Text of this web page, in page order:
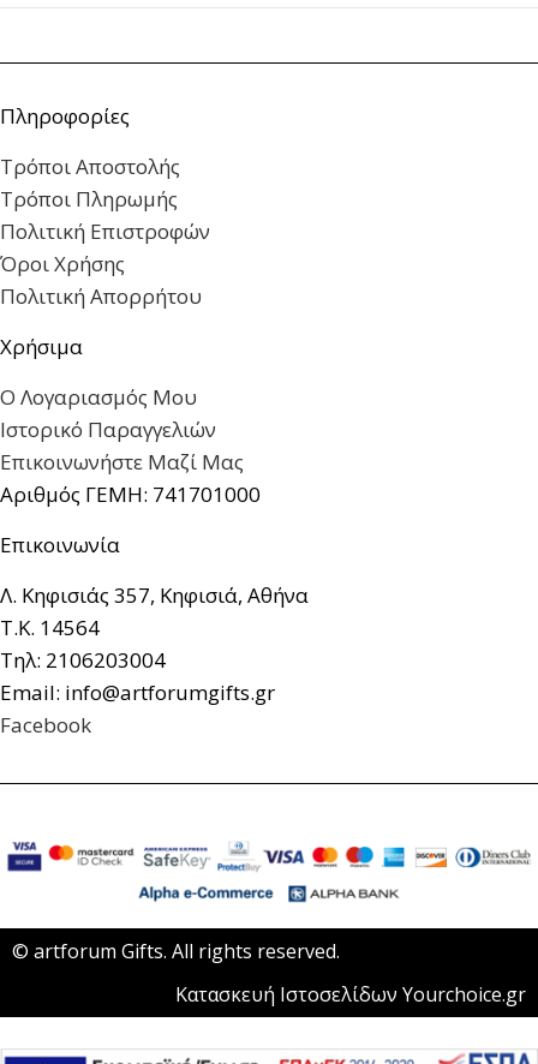
Πληροφορίες
Τρόποι Αποστολής
Τρόποι Πληρωμής
Πολιτική Επιστροφών
Όροι Χρήσης
Πολιτική Απορρήτου
Χρήσιμα
Ο Λογαριασμός Μου
Ιστορικό Παραγγελιών
Επικοινωνήστε Μαζί Μας
Αριθμός ΓΕΜΗ: 741701000
Επικοινωνία
Λ. Κηφισιάς 357, Κηφισιά, Αθήνα
Τ.Κ. 14564
Τηλ: 2106203004
Email: info@artforumgifts.gr
Facebook
© artforum Gifts. All rights reserved.
Κατασκευή Ιστοσελίδων Yourchoice.gr